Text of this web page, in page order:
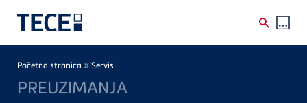
Breadcrumb
Početna stranica » Servis
PREUZIMANJA